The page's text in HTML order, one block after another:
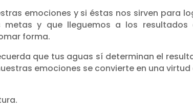
emociones y si éstas nos sirven para
metas y que lleguemos a los resultados
forma.
que tus aguas sí determinan el
emociones se convierte en una virtud